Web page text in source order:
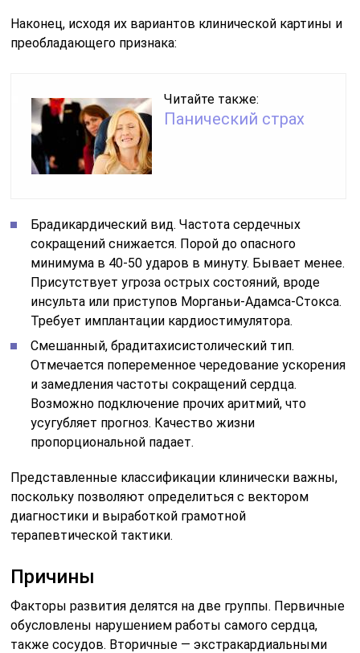
Наконец, исходя их вариантов клинической картины и
преобладающего признака:
Читайте также:
Панический страх
Брадикардический вид. Частота сердечных
сокращений снижается. Порой до опасного
минимума в 40-50 ударов в минуту. Бывает менее.
Присутствует угроза острых состояний, вроде
инсульта или приступов Морганьи-Адамса-Стокса.
Требует имплантации кардиостимулятора.
Смешанный, брадитахисистолический тип.
Отмечается попеременное чередование ускорения
и замедления частоты сокращений сердца.
Возможно подключение прочих аритмий, что
усугубляет прогноз. Качество жизни
пропорциональной падает.
Представленные классификации клинически важны,
поскольку позволяют определиться с вектором
диагностики и выработкой грамотной
терапевтической тактики.
Причины
Факторы развития делятся на две группы. Первичные
обусловлены нарушением работы самого сердца,
также сосудов. Вторичные — экстракардиальными